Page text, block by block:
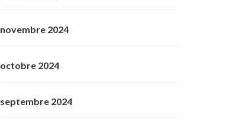
novembre 2024
octobre 2024
septembre 2024